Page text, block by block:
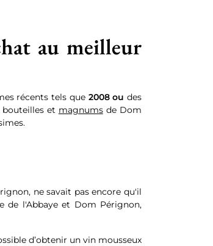
au meilleur
récents tels que 2008 oudes
et magnumsde Dom
ne savait pas encore qu'il
de l'Abbaye et Dom Pérignon,
d’obtenir un vin mousseux